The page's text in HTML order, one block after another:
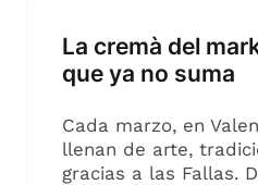
La cremà del
que ya no suma
Cada marzo, en
llenan de arte,
gracias a las Fallas.